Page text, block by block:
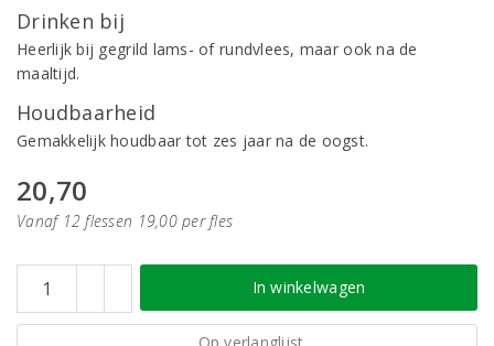
Drinken bij
Heerlijk bij gegrild lams- of rundvlees, maar ook na de
maaltijd.
Houdbaarheid
Gemakkelijk houdbaar tot zes jaar na de oogst.
20,70
Vanaf 12 flessen 19,00 per fles
In winkelwagen